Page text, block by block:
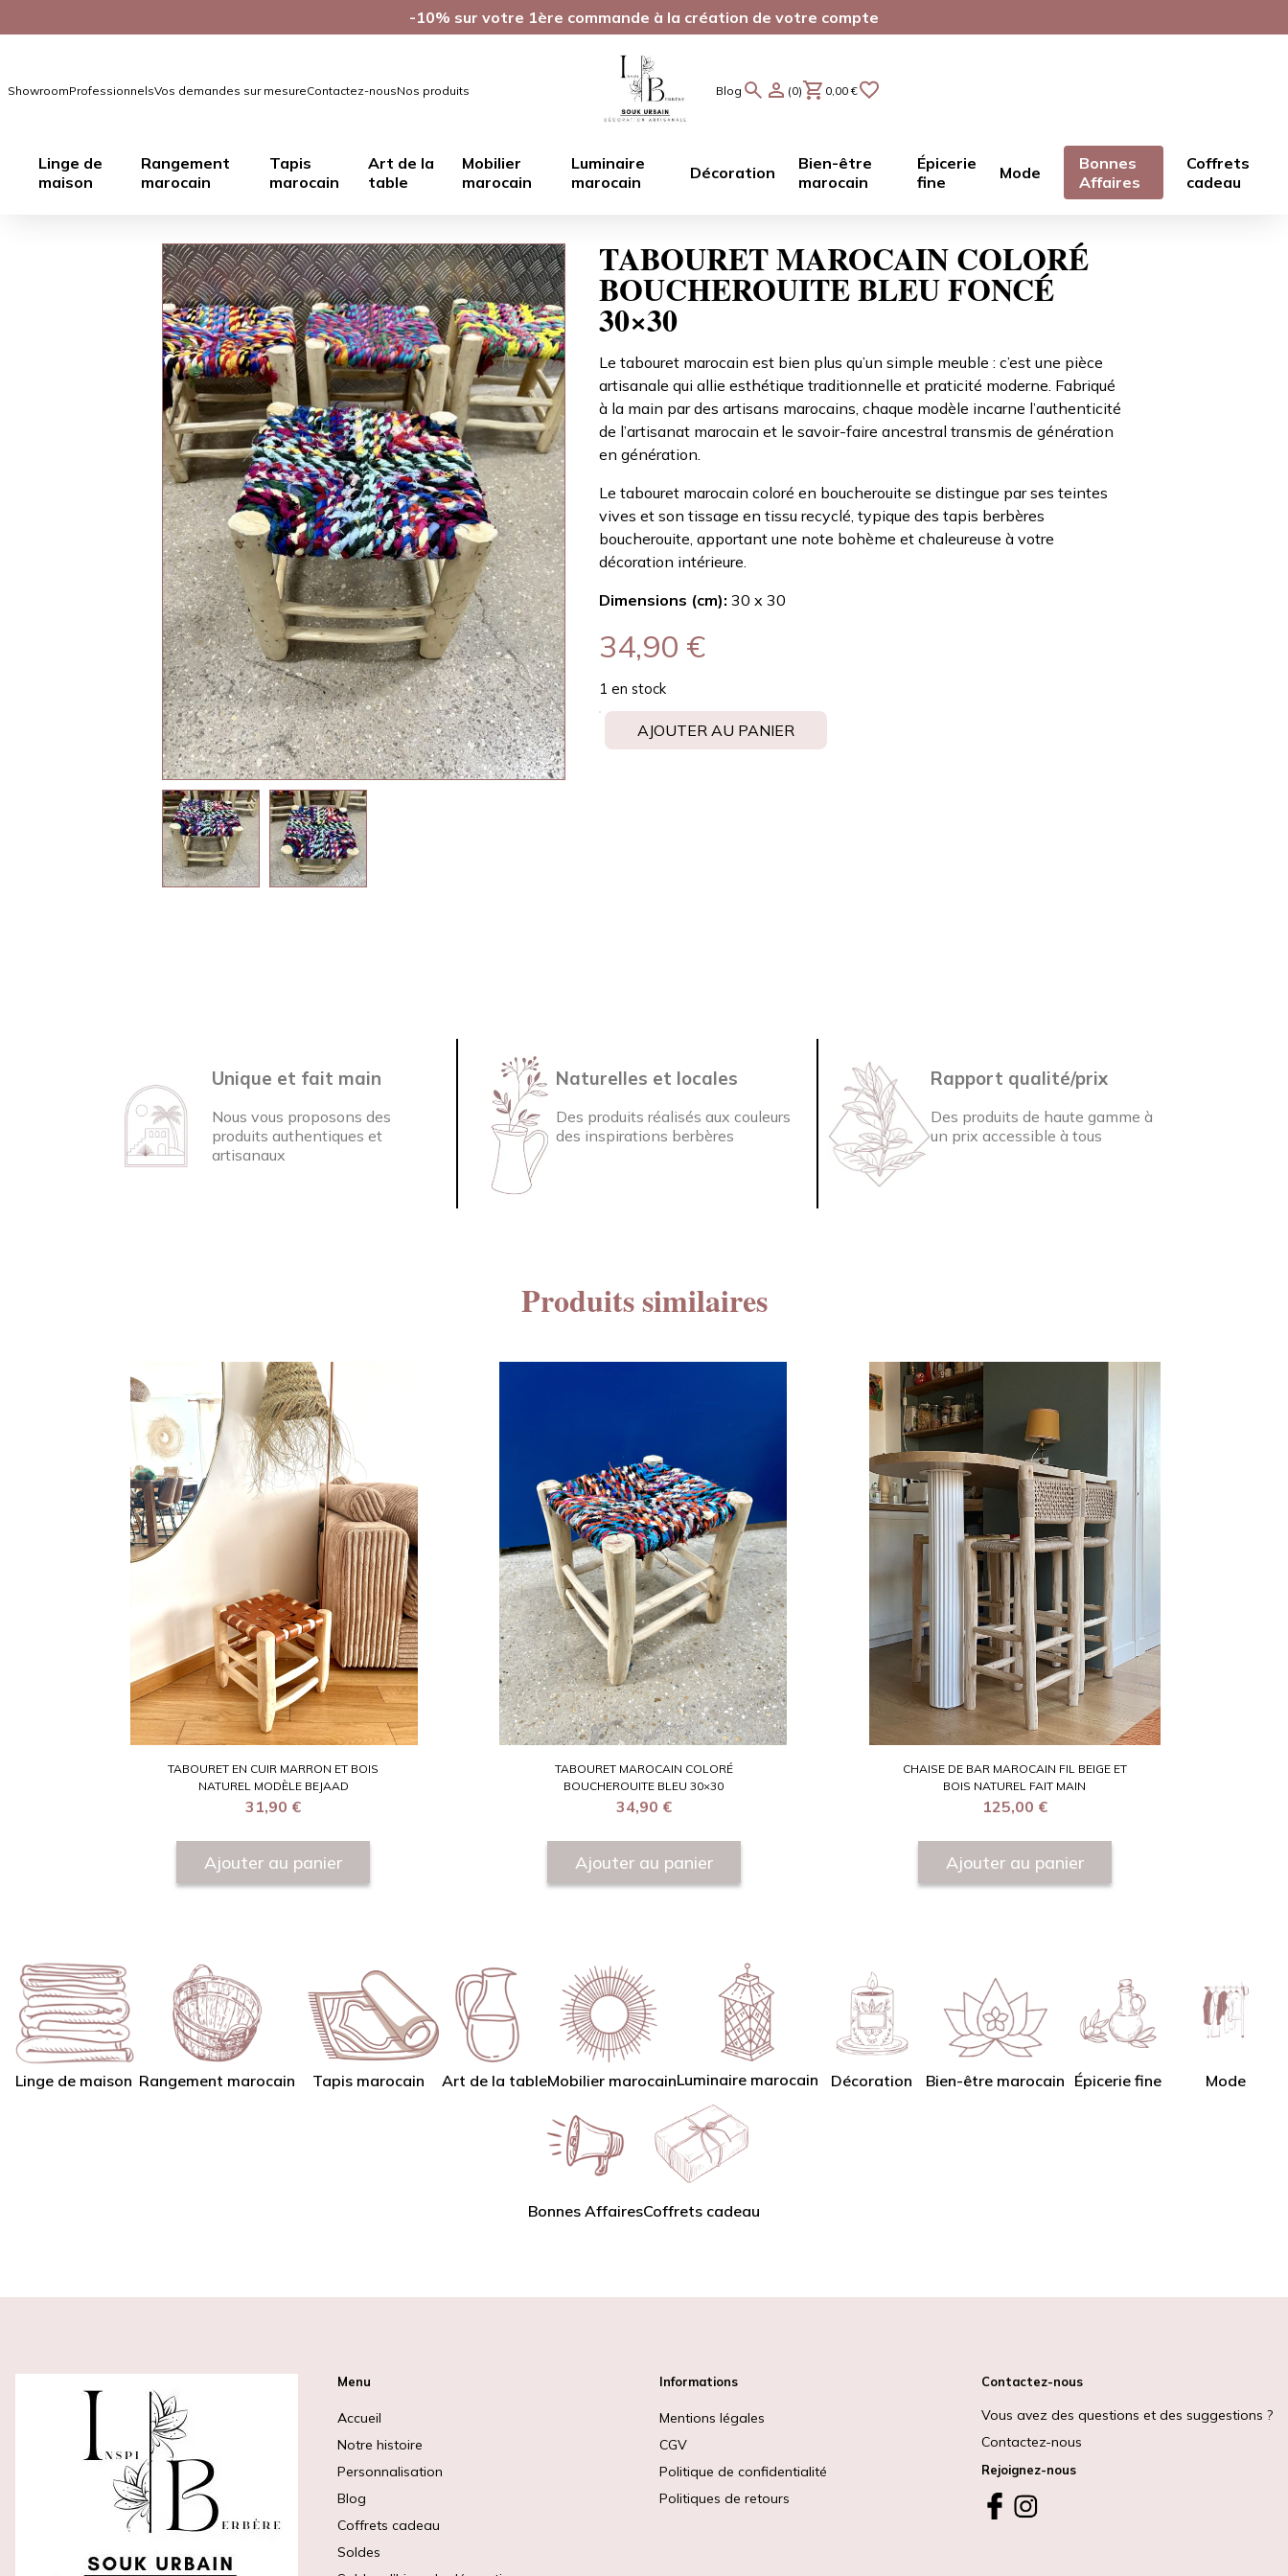
-10% sur votre 1ère commande à la création de votre compte
ShowroomProfessionnelsVos demandes sur mesureContactez-nousNos produits Blog (0) 0,00€
Linge de
maison
Rangement
marocain
Tapis
marocain
Art de la
table
Mobilier
marocain
Luminaire
marocain
Décoration
Bien-être
marocain
Épicerie
fine
Mode
Bonnes
Affaires
Coffrets
cadeau
TABOURET MAROCAIN COLORÉ
BOUCHEROUITE BLEU FONCÉ
30×30
Le tabouret marocain est bien plus qu’un simple meuble : c’est une pièce
artisanale qui allie esthétique traditionnelle et praticité moderne. Fabriqué
à la main par des artisans marocains, chaque modèle incarne l’authenticité
de l’artisanat marocain et le savoir-faire ancestral transmis de génération
en génération.
Le tabouret marocain coloré en boucherouite se distingue par ses teintes
vives et son tissage en tissu recyclé, typique des tapis berbères
boucherouite, apportant une note bohème et chaleureuse à votre
décoration intérieure.
Dimensions (cm): 30 x 30
34,90 €
1 en stock
AJOUTER AU PANIER
Unique et fait main
Nous vous proposons des
produits authentiques et
artisanaux
Naturelles et locales
Des produits réalisés aux couleurs
des inspirations berbères
Rapport qualité/prix
Des produits de haute gamme à
un prix accessible à tous
Produits similaires
TABOURET EN CUIR MARRON ET BOIS
NATUREL MODÈLE BEJAAD
31,90 €
Ajouter au panier
TABOURET MAROCAIN COLORÉ
BOUCHEROUITE BLEU 30×30
34,90 €
Ajouter au panier
CHAISE DE BAR MAROCAIN FIL BEIGE ET
BOIS NATUREL FAIT MAIN
125,00 €
Ajouter au panier
Linge de maison Rangement marocain Tapis marocain Art de la tableMobilier marocainLuminaire marocain Décoration Bien-être marocain Épicerie fine Mode
Bonnes AffairesCoffrets cadeau
Menu
Accueil
Notre histoire
Personnalisation
Blog
Coffrets cadeau
Soldes
Informations
Mentions légales
CGV
Politique de confidentialité
Politiques de retours
Contactez-nous
Vous avez des questions et des suggestions ?
Contactez-nous
Rejoignez-nous